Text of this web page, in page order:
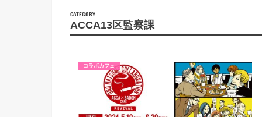
CATEGORY
ACCA13区監察課
コラボカフェ